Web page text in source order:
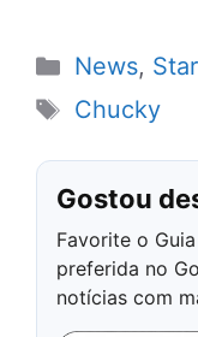
Categorias
News, Star
Tags
Chucky
Gostou
Favorite o
preferida no
notícias com